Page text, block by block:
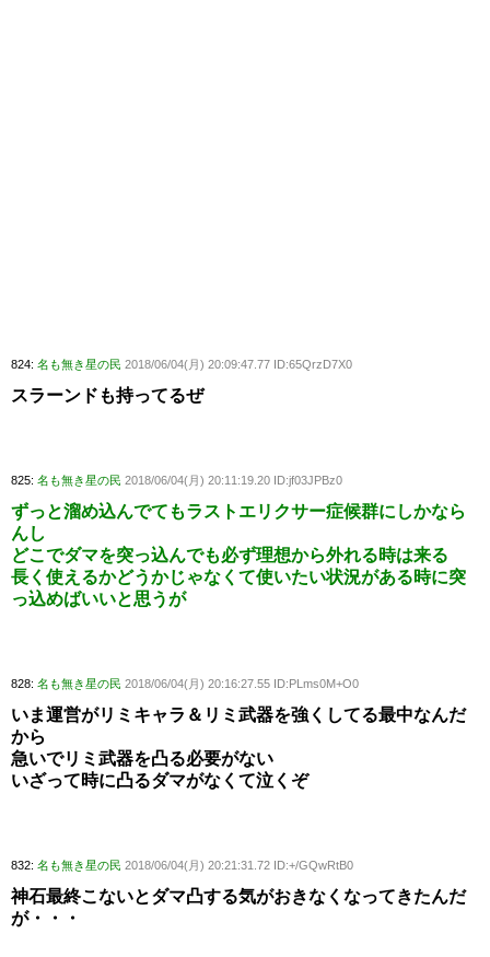
824: 名も無き星の民 2018/06/04(月) 20:09:47.77 ID:65QrzD7X0
スラーンドも持ってるぜ
825: 名も無き星の民 2018/06/04(月) 20:11:19.20 ID:jf03JPBz0
ずっと溜め込んでてもラストエリクサー症候群にしかなら
んし
どこでダマを突っ込んでも必ず理想から外れる時は来る
長く使えるかどうかじゃなくて使いたい状況がある時に突
っ込めばいいと思うが
828: 名も無き星の民 2018/06/04(月) 20:16:27.55 ID:PLms0M+O0
いま運営がリミキャラ＆リミ武器を強くしてる最中なんだ
から
急いでリミ武器を凸る必要がない
いざって時に凸るダマがなくて泣くぞ
832: 名も無き星の民 2018/06/04(月) 20:21:31.72 ID:+/GQwRtB0
神石最終こないとダマ凸する気がおきなくなってきたんだ
が・・・